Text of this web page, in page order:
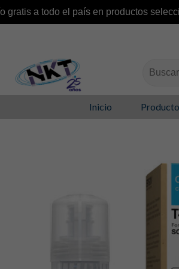
gratis a todo el país en productos
Inicio